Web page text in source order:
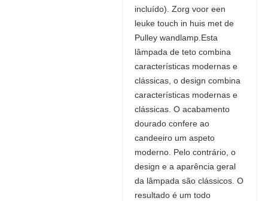
incluído). Zorg voor een
leuke touch in huis met de
Pulley wandlamp.Esta
lâmpada de teto combina
características modernas e
clássicas, o design combina
características modernas e
clássicas. O acabamento
dourado confere ao
candeeiro um aspeto
moderno. Pelo contrário, o
design e a aparência geral
da lâmpada são clássicos. O
resultado é um todo